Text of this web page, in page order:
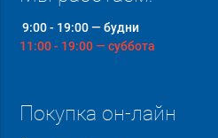
9:00 - 19:00 — будни
11:00 - 19:00 — суббота
Покупка он-лайн